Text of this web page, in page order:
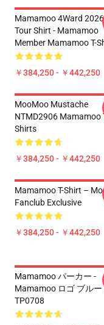
Mamamoo 4Ward
Tour Shirt - Mamamoo
Member Mamamoo T-
￥384,250 - ￥442,250
MooMoo Mustache
NTMD2906 Mamamoo
Shirts
￥384,250 - ￥442,250
Mamamoo T-Shirt –
Fanclub Exclusive
￥384,250 - ￥442,250
Mamamoo パーカー -
Mamamoo ロゴ ブルー
TP0708